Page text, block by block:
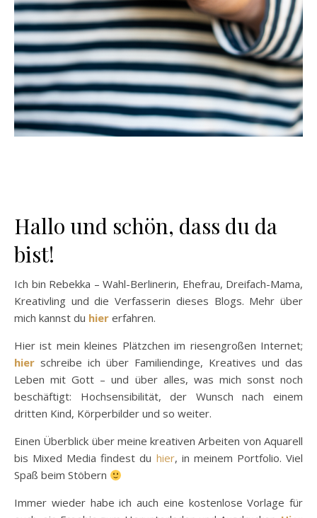
Hallo und schön, dass du da
bist!
Ich bin Rebekka – Wahl-Berlinerin, Ehefrau, Dreifach-Mama,
Kreativling und die Verfasserin dieses Blogs. Mehr über
mich kannst du hier erfahren.
Hier ist mein kleines Plätzchen im riesengroßen Internet;
hier schreibe ich über Familiendinge, Kreatives und das
Leben mit Gott – und über alles, was mich sonst noch
beschäftigt: Hochsensibilität, der Wunsch nach einem
dritten Kind, Körperbilder und so weiter.
Einen Überblick über meine kreativen Arbeiten von Aquarell
bis Mixed Media findest du hier, in meinem Portfolio. Viel
Spaß beim Stöbern
Immer wieder habe ich auch eine kostenlose Vorlage für